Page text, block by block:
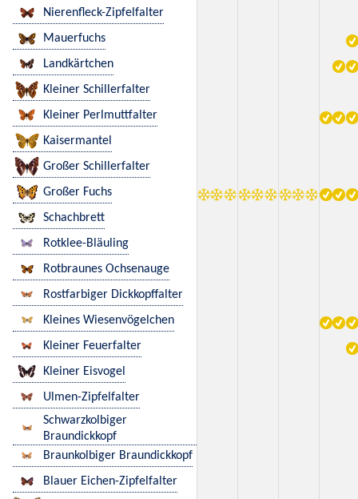
Nierenfleck-Zipfelfalter
Mauerfuchs
Landkärtchen
Kleiner Schillerfalter
Kleiner Perlmuttfalter
Kaisermantel
Großer Schillerfalter
Großer Fuchs
Schachbrett
Rotklee-Bläuling
Rotbraunes Ochsenauge
Rostfarbiger Dickkopffalter
Kleines Wiesenvögelchen
Kleiner Feuerfalter
Kleiner Eisvogel
Ulmen-Zipfelfalter
Schwarzkolbiger
Braundickkopf
Braunkolbiger Braundickkopf
Blauer Eichen-Zipfelfalter